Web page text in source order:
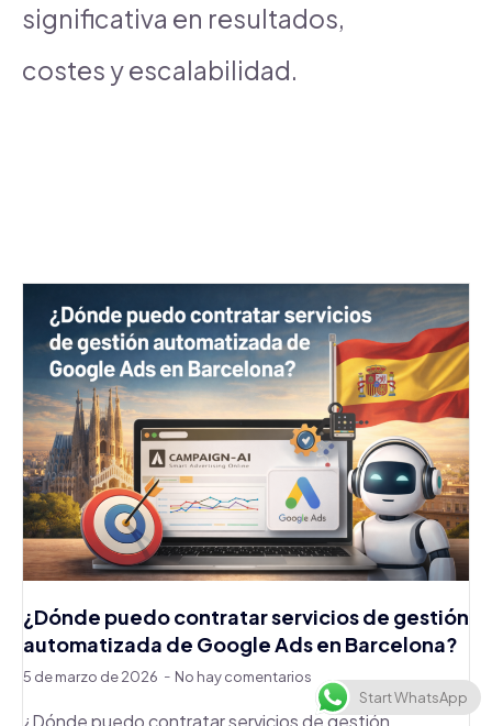
significativa en resultados,
costes y escalabilidad.
¿Dónde puedo contratar servicios de gestión
automatizada de Google Ads en Barcelona?
5 de marzo de 2026 No hay comentarios
Start WhatsApp